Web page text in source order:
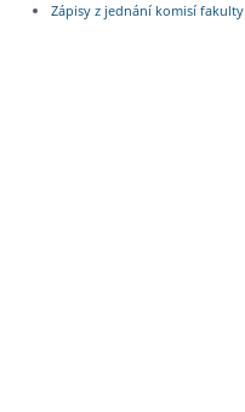
Zápisy z jednání komisí fakulty